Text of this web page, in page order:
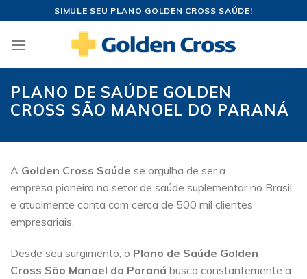
content
SIMULE SEU PLANO GOLDEN CROSS SAÚDE!
PLANO DE SAÚDE GOLDEN
CROSS SÃO MANOEL DO PARANÁ
A Golden Cross Saúde se orgulha de ser a
empresa pioneira no setor de saúde suplementar no Brasil
e atualmente conta com cerca de 500 mil clientes
empresariais.
Desde seu surgimento, o Plano de Saúde Golden
Cross São Manoel do Paraná busca constantemente a